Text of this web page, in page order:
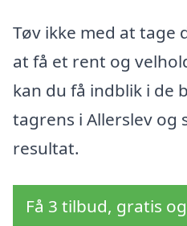
Tøv ikke med at tage
at få et rent og
kan du få indblik i de
tagrens i Allerslev og
resultat.
Få 3 tilbud, gratis